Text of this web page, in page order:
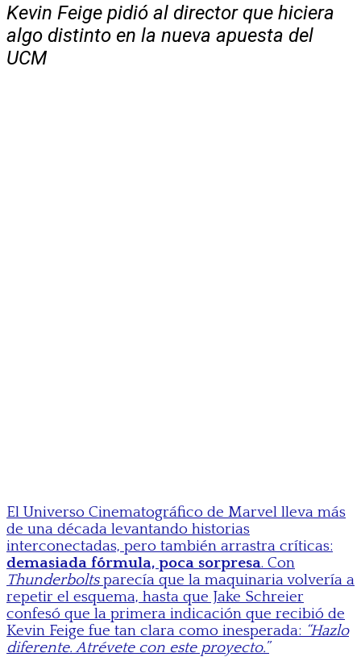
Kevin Feige pidió al director que hiciera
algo distinto en la nueva apuesta del
UCM
El Universo Cinematográfico de Marvel lleva más
de una década levantando historias
interconectadas, pero también arrastra críticas:
demasiada fórmula, poca sorpresa. Con
Thunderboltsparecía que la maquinaria volvería a
repetir el esquema, hasta que Jake Schreier
confesó que la primera indicación que recibió de
Kevin Feige fue tan clara como inesperada: “Hazlo
diferente. Atrévete con este proyecto.”